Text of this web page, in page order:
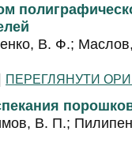
В. Ф.;
ПЕРЕГЛЯНУТИ
В. П.;